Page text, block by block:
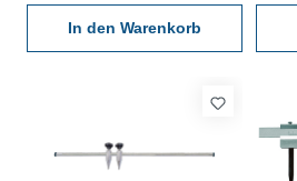
In den Warenkorb